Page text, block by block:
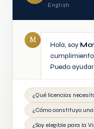
· English
M
Hola, soy
cumplimiento
Puedo
• Licencias
Mauricio, el
• Marcos de
AML/CFT y
¿Qué licencias
¿Cómo constituyo
¿Soy elegible para la